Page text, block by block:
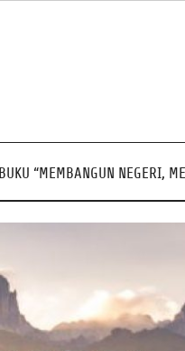
BUKU “MEMBANGUN NEGERI,